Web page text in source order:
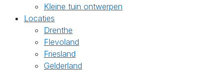
Kleine tuin ontwerpen
Locaties
Drenthe
Flevoland
Friesland
Gelderland